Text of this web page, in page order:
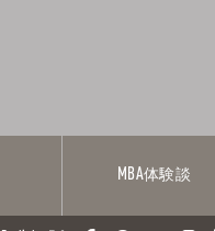
MBA体験談